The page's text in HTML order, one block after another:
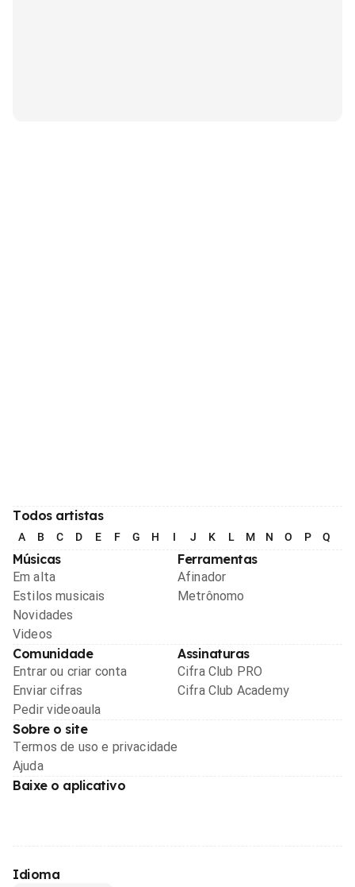
Todos artistas
A B C D E F G H I J K L M N O P Q
Músicas
Em alta
Estilos musicais
Novidades
Videos
Ferramentas
Afinador
Metrônomo
Comunidade
Entrar ou criar conta
Enviar cifras
Pedir videoaula
Assinaturas
Cifra Club PRO
Cifra Club Academy
Sobre o site
Termos de uso e privacidade
Ajuda
Baixe o aplicativo
Idioma